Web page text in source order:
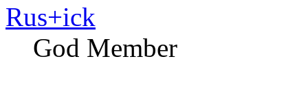
Rus+ick
God Member